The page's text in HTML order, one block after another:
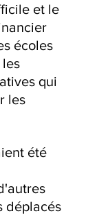
et le
écoles
qui
les
été
déplacés